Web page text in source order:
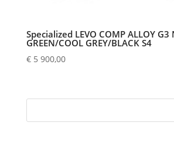
Specialized LEVO COMP ALLOY G3
GREEN/COOL GREY/BLACK S4
€5 900,00